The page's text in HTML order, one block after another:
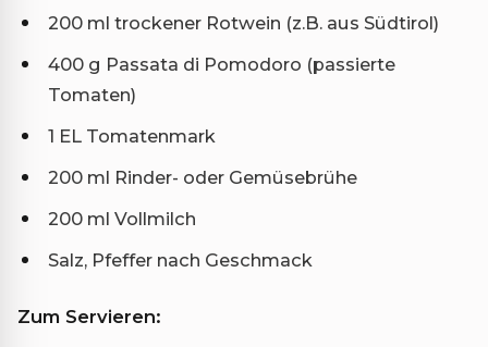
200 ml trockener Rotwein (z.B. aus Südtirol)
400 g Passata di Pomodoro (passierte
Tomaten)
1 EL Tomatenmark
200 ml Rinder- oder Gemüsebrühe
200 ml Vollmilch
Salz, Pfeffer nach Geschmack
Zum Servieren: